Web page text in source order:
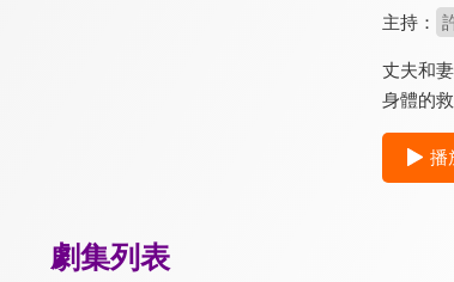
主持：
丈夫和
身體的
播
劇集列表